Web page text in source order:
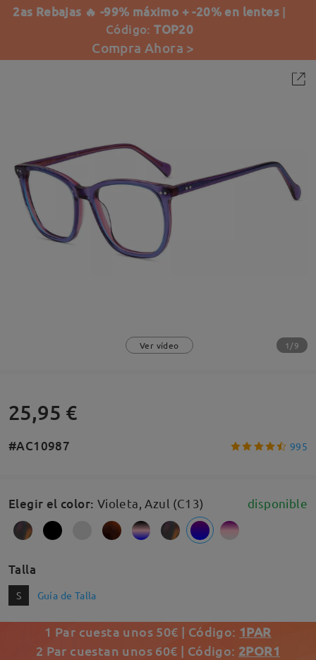
2as Rebajas 🔥 -99% máximo + -20% en lentes |
Código:TOP20
Compra Ahora >
Ver vídeo 1/9
25,95 €
#AC10987 995
Elegir el color: Violeta, Azul (C13) disponible
Talla
S Guía de Talla
1 Par cuesta unos 50€ | Código: 1PAR
2 Par cuestan unos 60€ | Código: 2POR1